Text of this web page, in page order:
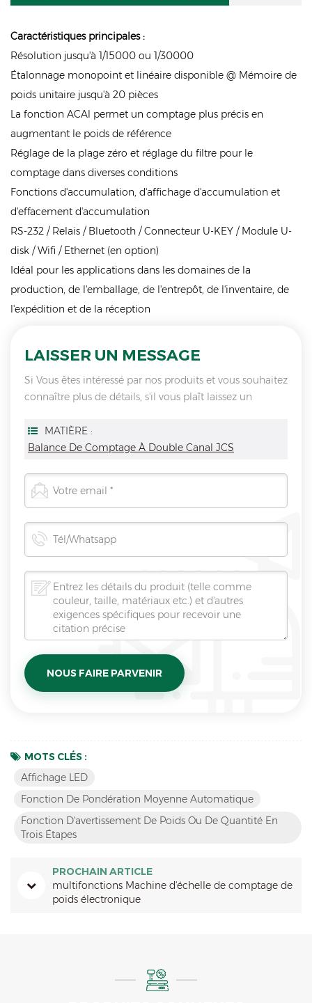
Caractéristiques principales :
Résolution jusqu'à 1/15000 ou 1/30000
Étalonnage monopoint et linéaire disponible @ Mémoire de
poids unitaire jusqu'à 20 pièces
La fonction ACAl permet un comptage plus précis en
augmentant le poids de référence
Réglage de la plage zéro et réglage du filtre pour le
comptage dans diverses conditions
Fonctions d'accumulation, d'affichage d'accumulation et
d'effacement d'accumulation
RS-232 / Relais / Bluetooth / Connecteur U-KEY / Module U-
disk / Wifi / Ethernet (en option)
Idéal pour les applications dans les domaines de la
production, de l'emballage, de l'entrepôt, de l'inventaire, de
l'expédition et de la réception
LAISSER UN MESSAGE
Si Vous êtes intéressé par nos produits et vous souhaitez
connaître plus de détails, s'il vous plaît laissez un
MATIÈRE :
Balance De Comptage À Double Canal JCS
MOTS CLÉS :
Affichage LED
Fonction De Pondération Moyenne Automatique
Fonction D'avertissement De Poids Ou De Quantité En
Trois Étapes
PROCHAIN ARTICLE
multifonctions Machine d'échelle de comptage de
poids électronique